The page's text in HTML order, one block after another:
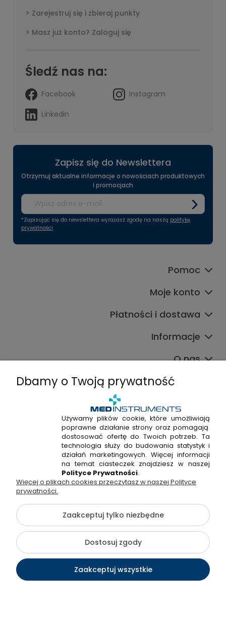
Zarejestruj się i zbieraj punkty
Masz już konto? Zaloguj się
Śledź nas na:
Facebook
Instagram
Linkedin
Zapisz się do Newslettera
Otrzymuj aktualne informacje o nowościach produktowych
i promocjach
*Zapisując się do newslettera wyrażasz zgodę na naszą politykę
prywatności
Pomoc
Moje konto
Płatności i dostawa
Informacje
O nas
+48 720 915 338
+48 22 298 53 38
Napisz do nas!
Hossa Medical Sp. z o. o. | ul. Kryształowa 33A, 01-356
Warszawa, woj. mazowieckie | NIP: 7010404814, REGON:
146982576, KRS: 0000491265
©2026 Wszelkie Prawa Zastrzeżone | medinstruments.pl
Szablon Flex byEcommercy
Dbamy o Twoją prywatność
Używamy plików cookie, które umożliwiają
poprawne działanie strony oraz pomagają
dostosować ofertę do Twoich potrzeb. Ta
technologia służy do budowania statystyk i
działań marketingowych. Więcej informacji
na temat ciasteczek znajdziesz w naszej
Polityce Prywatności.
Więcej o plikach cookies przeczytasz w naszej Polityce
prywatności.
Zaakceptuj tylko niezbędne
Dostosuj zgody
Zaakceptuj wszystkie